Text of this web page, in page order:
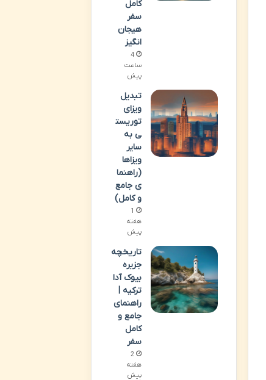
کامل
سفر
هیجان
انگیز
4
ساعت
پیش
تبدیل
ویزای
توریست
ی به
سایر
ویزاها
(راهنما
ی جامع
و کامل)
1
هفته
پیش
تاریخچه
جزیره
بیوک آدا
ترکیه |
راهنمای
جامع و
کامل
سفر
2
هفته
پیش